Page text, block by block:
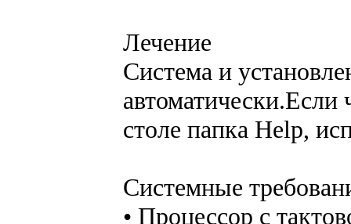
Лечение
Система и
автоматически.Если
столе папка Help,
Системные
• Процессор с